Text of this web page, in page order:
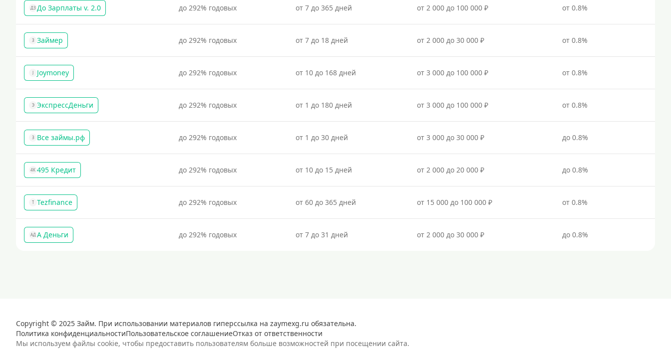
ДЗ До Зарплаты v. 2.0 до 292% годовых от 7 до 365 дней от 2 000 до 100 000 ₽ от 0.8%
З Займер до 292% годовых от 7 до 18 дней от 2 000 до 30 000 ₽ от 0.8%
J Joymoney до 292% годовых от 10 до 168 дней от 3 000 до 100 000 ₽ от 0.8%
Э ЭкспрессДеньги до 292% годовых от 1 до 180 дней от 3 000 до 100 000 ₽ от 0.8%
З Все займы.рф до 292% годовых от 1 до 30 дней от 3 000 до 30 000 ₽ до 0.8%
4К 495 Кредит до 292% годовых от 10 до 15 дней от 2 000 до 20 000 ₽ до 0.8%
T Tezfinance до 292% годовых от 60 до 365 дней от 15 000 до 100 000 ₽ от 0.8%
АД А Деньги до 292% годовых от 7 до 31 дней от 2 000 до 30 000 ₽ до 0.8%
Copyright © 2025 Займ. При использовании материалов гиперссылка на zaymexg.ru обязательна.
Политика конфиденциальностиПользовательское соглашениеОтказ от ответственности
Мы используем файлы cookie, чтобы предоставить пользователям больше возможностей при посещении сайта.